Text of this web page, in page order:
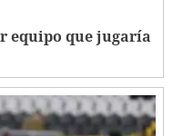
equipo que jugaría